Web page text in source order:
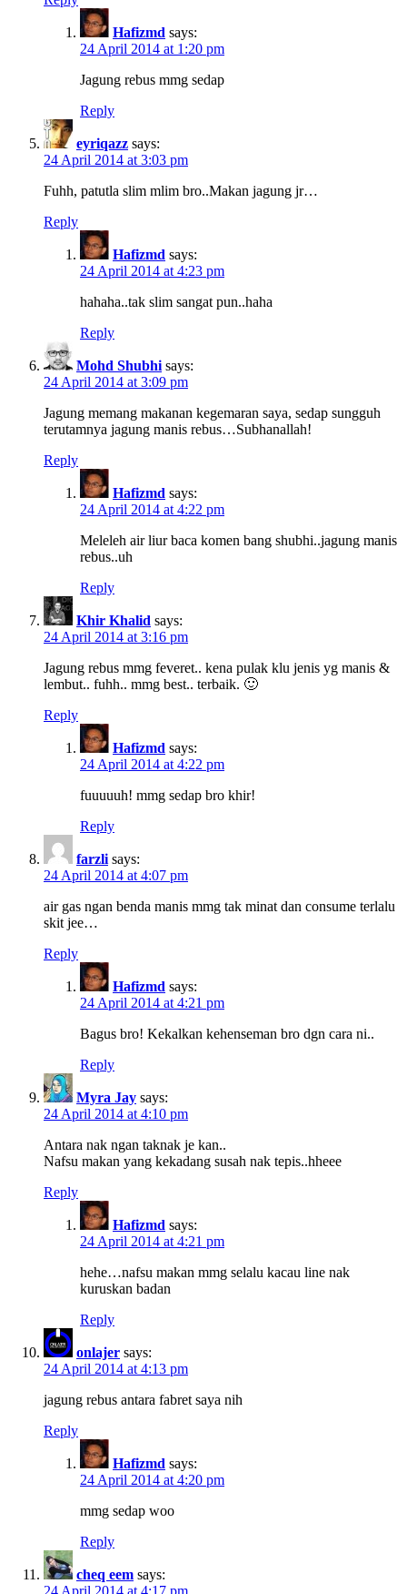
Hafizmd says:
24 April 2014 at 1:20 pm
Jagung rebus mmg sedap
Reply
eyriqazz says:
24 April 2014 at 3:03 pm
Fuhh, patutla slim mlim bro..Makan jagung jr…
Reply
Hafizmd says:
24 April 2014 at 4:23 pm
hahaha..tak slim sangat pun..haha
Reply
Mohd Shubhi says:
24 April 2014 at 3:09 pm
Jagung memang makanan kegemaran saya, sedap sungguh
terutamnya jagung manis rebus…Subhanallah!
Reply
Hafizmd says:
24 April 2014 at 4:22 pm
Meleleh air liur baca komen bang shubhi..jagung manis
rebus..uh
Reply
Khir Khalid says:
24 April 2014 at 3:16 pm
Jagung rebus mmg feveret.. kena pulak klu jenis yg manis &
lembut.. fuhh.. mmg best.. terbaik. 🙂
Reply
Hafizmd says:
24 April 2014 at 4:22 pm
fuuuuuh! mmg sedap bro khir!
Reply
farzli says:
24 April 2014 at 4:07 pm
air gas ngan benda manis mmg tak minat dan consume terlalu
skit jee…
Reply
Hafizmd says:
24 April 2014 at 4:21 pm
Bagus bro! Kekalkan kehenseman bro dgn cara ni..
Reply
Myra Jay says:
24 April 2014 at 4:10 pm
Antara nak ngan taknak je kan..
Nafsu makan yang kekadang susah nak tepis..hheee
Reply
Hafizmd says:
24 April 2014 at 4:21 pm
hehe…nafsu makan mmg selalu kacau line nak
kuruskan badan
Reply
onlajer says:
24 April 2014 at 4:13 pm
jagung rebus antara fabret saya nih
Reply
Hafizmd says:
24 April 2014 at 4:20 pm
mmg sedap woo
Reply
cheq eem says:
24 April 2014 at 4:17 pm